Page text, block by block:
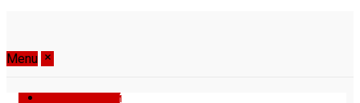
Menu
Бери и делай